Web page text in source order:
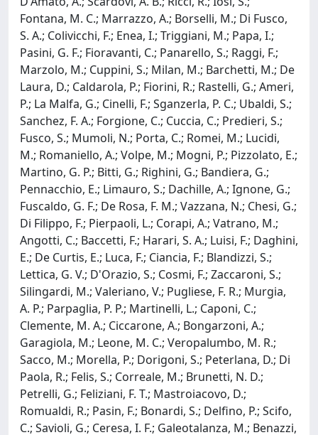
Fontana, M. C.; Marrazzo, A.; Borselli, M.; Di Fusco,
S. A.; Colivicchi, F.; Enea, I.; Triggiani, M.; Papa, I.;
Pasini, G. F.; Fioravanti, C.; Panarello, S.; Raggi, F.;
Marzolo, M.; Cuppini, S.; Milan, M.; Barchetti, M.; De
Laura, D.; Caldarola, P.; Fiorini, R.; Rastelli, G.; Ameri,
P.; La Malfa, G.; Cinelli, F.; Sganzerla, P. C.; Ubaldi, S.;
Sanchez, F. A.; Forgione, C.; Cuccia, C.; Predieri, S.;
Fusco, S.; Mumoli, N.; Porta, C.; Romei, M.; Lucidi,
M.; Romaniello, A.; Volpe, M.; Mogni, P.; Pizzolato, E.;
Martino, G. P.; Bitti, G.; Righini, G.; Bandiera, G.;
Pennacchio, E.; Limauro, S.; Dachille, A.; Ignone, G.;
Fuscaldo, G. F.; De Rosa, F. M.; Vazzana, N.; Chesi, G.;
Di Filippo, F.; Pierpaoli, L.; Corapi, A.; Vatrano, M.;
Angotti, C.; Baccetti, F.; Harari, S. A.; Luisi, F.; Daghini,
E.; De Curtis, E.; Luca, F.; Ciancia, F.; Blandizzi, S.;
Lettica, G. V.; D'Orazio, S.; Cosmi, F.; Zaccaroni, S.;
Silingardi, M.; Valeriano, V.; Pugliese, F. R.; Murgia,
A. P.; Parpaglia, P. P.; Martinelli, L.; Caponi, C.;
Clemente, M. A.; Ciccarone, A.; Bongarzoni, A.;
Garagiola, M.; Leone, M. C.; Veropalumbo, M. R.;
Sacco, M.; Morella, P.; Dorigoni, S.; Peterlana, D.; Di
Paola, R.; Felis, S.; Correale, M.; Brunetti, N. D.;
Petrelli, G.; Feliziani, F. T.; Mastroiacovo, D.;
Romualdi, R.; Pasin, F.; Bonardi, S.; Delfino, P.; Scifo,
C.; Savioli, G.; Ceresa, I. F.; Galeotalanza, M.; Benazzi,